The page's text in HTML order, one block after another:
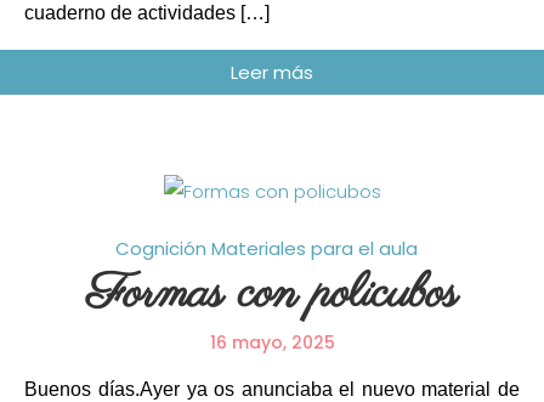
cuaderno de actividades […]
Cognición Materiales para el aula
Formas con policubos
16 mayo, 2025
Buenos días.Ayer ya os anunciaba el nuevo material de